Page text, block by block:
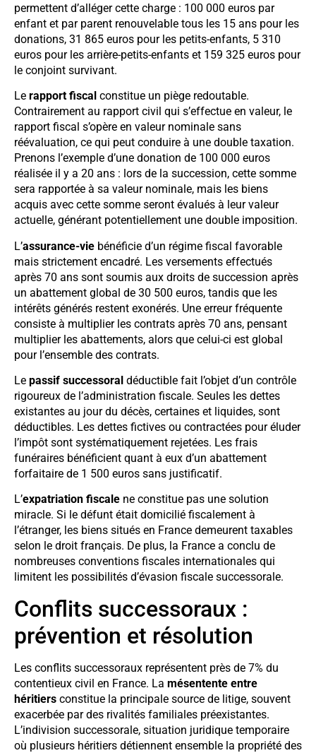
permettent d’alléger cette charge : 100 000 euros par
enfant et par parent renouvelable tous les 15 ans pour les
donations, 31 865 euros pour les petits-enfants, 5 310
euros pour les arrière-petits-enfants et 159 325 euros pour
le conjoint survivant.
Le rapport fiscal constitue un piège redoutable.
Contrairement au rapport civil qui s’effectue en valeur, le
rapport fiscal s’opère en valeur nominale sans
réévaluation, ce qui peut conduire à une double taxation.
Prenons l’exemple d’une donation de 100 000 euros
réalisée il y a 20 ans : lors de la succession, cette somme
sera rapportée à sa valeur nominale, mais les biens
acquis avec cette somme seront évalués à leur valeur
actuelle, générant potentiellement une double imposition.
L’assurance-vie bénéficie d’un régime fiscal favorable
mais strictement encadré. Les versements effectués
après 70 ans sont soumis aux droits de succession après
un abattement global de 30 500 euros, tandis que les
intérêts générés restent exonérés. Une erreur fréquente
consiste à multiplier les contrats après 70 ans, pensant
multiplier les abattements, alors que celui-ci est global
pour l’ensemble des contrats.
Le passif successoral déductible fait l’objet d’un contrôle
rigoureux de l’administration fiscale. Seules les dettes
existantes au jour du décès, certaines et liquides, sont
déductibles. Les dettes fictives ou contractées pour éluder
l’impôt sont systématiquement rejetées. Les frais
funéraires bénéficient quant à eux d’un abattement
forfaitaire de 1 500 euros sans justificatif.
L’expatriation fiscale ne constitue pas une solution
miracle. Si le défunt était domicilié fiscalement à
l’étranger, les biens situés en France demeurent taxables
selon le droit français. De plus, la France a conclu de
nombreuses conventions fiscales internationales qui
limitent les possibilités d’évasion fiscale successorale.
Conflits successoraux :
prévention et résolution
Les conflits successoraux représentent près de 7% du
contentieux civil en France. La mésentente entre
héritiers constitue la principale source de litige, souvent
exacerbée par des rivalités familiales préexistantes.
L’indivision successorale, situation juridique temporaire
où plusieurs héritiers détiennent ensemble la propriété des